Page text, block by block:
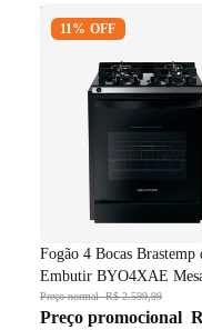
Fogão 4 Bocas
Embutir BYO4XAE
Fundido Dupla Chama
11% OFF
Fogão 4 Bocas Brastemp
Embutir BYO4XAE
Grade em Ferro Fundido
Chama Preto Bivolt
Preço normalR$ 2.599,99
Preço promocional